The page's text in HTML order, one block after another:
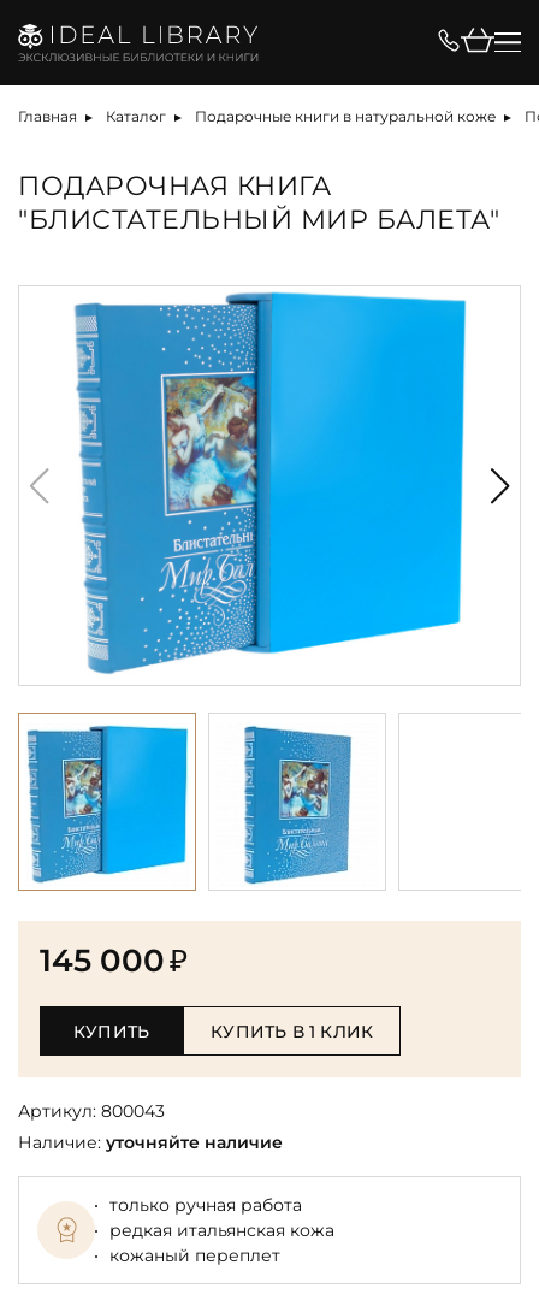
Главная Каталог Подарочные книги в натуральной коже
ПОДАРОЧНАЯ КНИГА
"БЛИСТАТЕЛЬНЫЙ МИР БАЛЕТА"
145 000₽
КУПИТЬ КУПИТЬ В 1 КЛИК
Артикул: 800043
Наличие: уточняйте наличие
только ручная работа
редкая итальянская кожа
кожаный переплет